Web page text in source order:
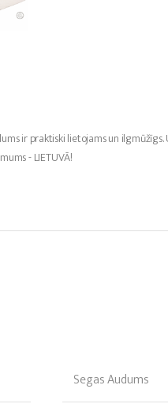
ir praktiski lietojams un
- LIETUVĀ!
Segas Audums